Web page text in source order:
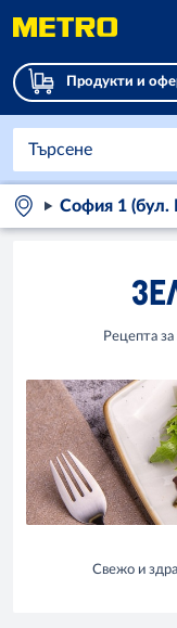
Продукти и
София 1 (бул.
Рецепта
Свежо и